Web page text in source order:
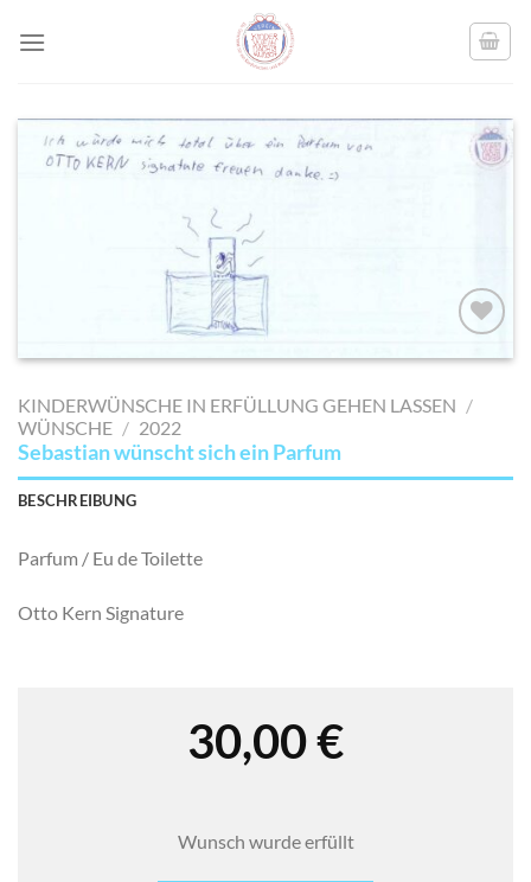
AUF MEINE
SETZEN
KINDERWÜNSCHE IN ERFÜLLUNG GEHEN LASSEN /
WÜNSCHE / 2022
Sebastian wünscht sich ein Parfum
BESCHREIBUNG
Parfum / Eu de Toilette
Otto Kern Signature
30,00€
Wunsch wurde erfüllt